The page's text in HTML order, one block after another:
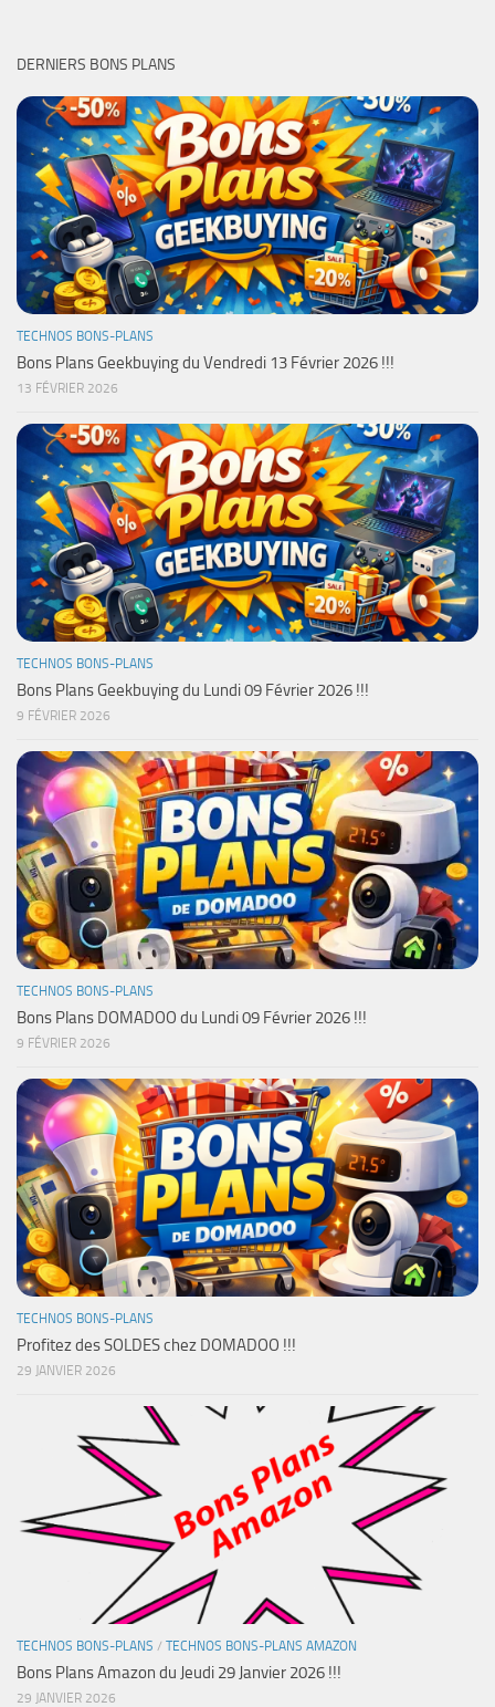
DERNIERS BONS PLANS
TECHNOS BONS-PLANS
Bons Plans Geekbuying du Vendredi 13 Février 2026 !!!
13 FÉVRIER 2026
TECHNOS BONS-PLANS
Bons Plans Geekbuying du Lundi 09 Février 2026 !!!
9 FÉVRIER 2026
TECHNOS BONS-PLANS
Bons Plans DOMADOO du Lundi 09 Février 2026 !!!
9 FÉVRIER 2026
TECHNOS BONS-PLANS
Profitez des SOLDES chez DOMADOO !!!
29 JANVIER 2026
TECHNOS BONS-PLANS / TECHNOS BONS-PLANS AMAZON
Bons Plans Amazon du Jeudi 29 Janvier 2026 !!!
29 JANVIER 2026